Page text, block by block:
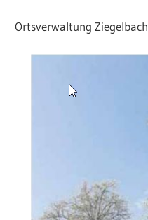
Ortsverwaltung Ziegelbach